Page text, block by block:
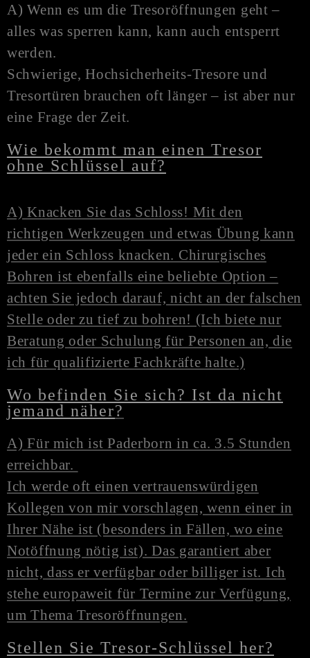
A) Wenn es um die Tresoröffnungen geht –
alles was sperren kann, kann auch entsperrt
werden.
Schwierige, Hochsicherheits-Tresore und
Tresortüren brauchen oft länger – ist aber nur
eine Frage der Zeit.
Wie bekommt man einen Tresor
ohne Schlüssel auf?
A) Knacken Sie das Schloss! Mit den
richtigen Werkzeugen und etwas Übung kann
jeder ein Schloss knacken. Chirurgisches
Bohren ist ebenfalls eine beliebte Option –
achten Sie jedoch darauf, nicht an der falschen
Stelle oder zu tief zu bohren! (Ich biete nur
Beratung oder Schulung für Personen an, die
ich für qualifizierte Fachkräfte halte.)
Wo befinden Sie sich? Ist da nicht
jemand näher?
A) Für mich ist Paderborn in ca. 3.5 Stunden
erreichbar.
Ich werde oft einen vertrauenswürdigen
Kollegen von mir vorschlagen, wenn einer in
Ihrer Nähe ist (besonders in Fällen, wo eine
Notöffnung nötig ist). Das garantiert aber
nicht, dass er verfügbar oder billiger ist. Ich
stehe europaweit für Termine zur Verfügung,
um Thema Tresoröffnungen.
Stellen Sie Tresor-Schlüssel her?